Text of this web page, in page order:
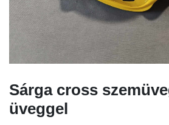
Sárga cross
üveggel